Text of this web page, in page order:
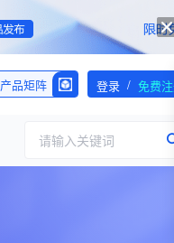
产品矩阵 登录 / 免费
请输入关键词